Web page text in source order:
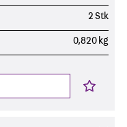
2 Stk
0,820 kg